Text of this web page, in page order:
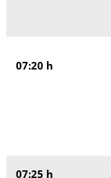
07:20 h
07:25 h